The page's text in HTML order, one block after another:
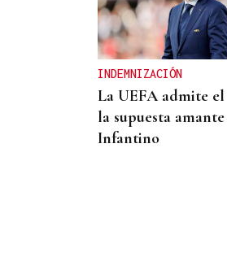
Documento | El
comunicado
concejales que
fusión fusión de
de Avia y
INDEMNIZACIÓN
La UEFA admite
la supuesta
Infantino